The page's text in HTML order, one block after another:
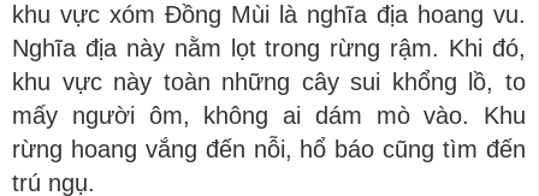
khu vực xóm Đồng Mùi là nghĩa địa hoang vu.
Nghĩa địa này nằm lọt trong rừng rậm. Khi đó,
khu vực này toàn những cây sui khổng lồ, to
mấy người ôm, không ai dám mò vào. Khu
rừng hoang vắng đến nỗi, hổ báo cũng tìm đến
trú ngụ.